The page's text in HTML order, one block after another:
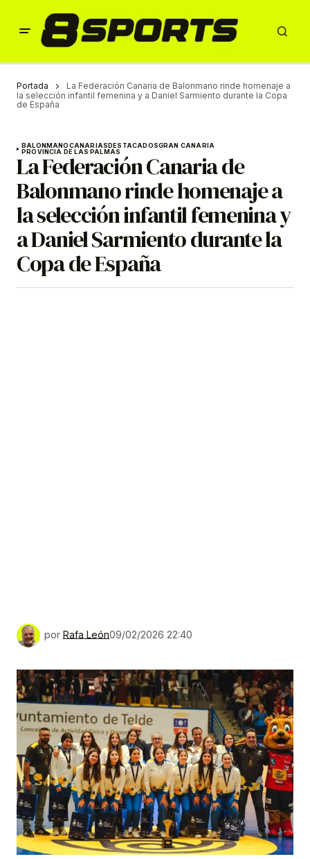
Portada
La Federación Canaria de Balonmano rinde homenaje a
la selección infantil femenina y a Daniel Sarmiento durante la Copa
de España
BALONMANOCANARIASDESTACADOSGRAN CANARIA
PROVINCIA DE LAS PALMAS
La Federación Canaria de
Balonmano rinde homenaje a
la selección infantil femenina y
a Daniel Sarmiento durante la
Copa de España
por Rafa León09/02/2026 22:40